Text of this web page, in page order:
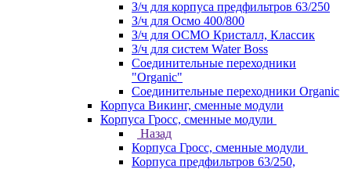
З/ч для корпуса предфильтров 63/250
З/ч для Осмо 400/800
З/ч для ОСМО Кристалл, Классик
З/ч для систем Water Boss
Соединительные переходники
"Organic"
Соединительные переходники Organic
Корпуса Викинг, сменные модули
Корпуса Гросс, сменные модули
Назад
Корпуса Гросс, сменные модули
Корпуса предфильтров 63/250,